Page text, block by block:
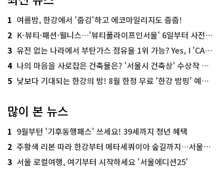
1 여름밤, 한강에서 '줍깅'하고 에코마일리지도 줍줍!
2 K-뷰티·패션·웰니스…'뷰티풀라이프인서울' 6일부터 사전 예약
3 유전 없는 나라에서 부탄가스 점유율 1위 가능? Yes, I 'CAN'
4 나의 마음을 사로잡은 건축물은? '서울시 건축상' 수상작 공개!
5 낮보다 기대되는 한강의 밤! 8월 한정 무료 '한강 밤핑' 예약은?
많이 본 뉴스
1 9월부턴 '기후동행패스' 쓰세요! 39세까지 청년 혜택
2 주황색 리본 따라 한강부터 메타세쿼이아 숲길까지…서울둘레길 15코스
3 서울 로컬여행, 여기부터 시작하세요 '서울에디션25'